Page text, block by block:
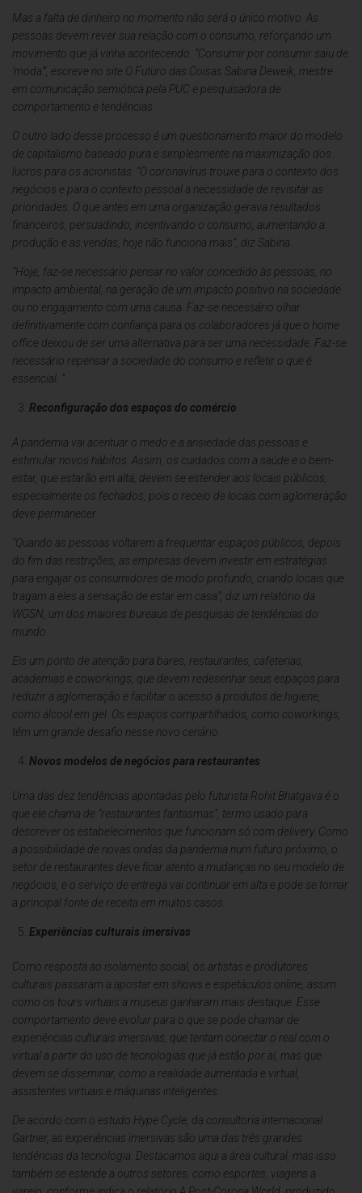
Mas a falta de dinheiro no momento não será o único motivo. As
pessoas devem rever sua relação com o consumo, reforçando um
movimento que já vinha acontecendo. “Consumir por consumir saiu de
‘moda’”, escreve no site O Futuro das Coisas Sabina Deweik, mestre
em comunicação semiótica pela PUC e pesquisadora de
comportamento e tendências.
O outro lado desse processo é um questionamento maior do modelo
de capitalismo baseado pura e simplesmente na maximização dos
lucros para os acionistas. “O coronavírus trouxe para o contexto dos
negócios e para o contexto pessoal a necessidade de revisitar as
prioridades. O que antes em uma organização gerava resultados
financeiros, persuadindo, incentivando o consumo, aumentando a
produção e as vendas, hoje não funciona mais”, diz Sabina.
“Hoje, faz-se necessário pensar no valor concedido às pessoas, no
impacto ambiental, na geração de um impacto positivo na sociedade
ou no engajamento com uma causa. Faz-se necessário olhar
definitivamente com confiança para os colaboradores já que o home
office deixou de ser uma alternativa para ser uma necessidade. Faz-se
necessário repensar a sociedade do consumo e refletir o que é
essencial. ”
Reconfiguração dos espaços do comércio
A pandemia vai acentuar o medo e a ansiedade das pessoas e
estimular novos hábitos. Assim, os cuidados com a saúde e o bem-
estar, que estarão em alta, devem se estender aos locais públicos,
especialmente os fechados, pois o receio de locais com aglomeração
deve permanecer.
“Quando as pessoas voltarem a frequentar espaços públicos, depois
do fim das restrições, as empresas devem investir em estratégias
para engajar os consumidores de modo profundo, criando locais que
tragam a eles a sensação de estar em casa”, diz um relatório da
WGSN, um dos maiores bureaus de pesquisas de tendências do
mundo.
Eis um ponto de atenção para bares, restaurantes, cafeterias,
academias e coworkings, que devem redesenhar seus espaços para
reduzir a aglomeração e facilitar o acesso a produtos de higiene,
como álcool em gel. Os espaços compartilhados, como coworkings,
têm um grande desafio nesse novo cenário.
Novos modelos de negócios para restaurantes
Uma das dez tendências apontadas pelo futurista Rohit Bhatgava é o
que ele chama de “restaurantes fantasmas”, termo usado para
descrever os estabelecimentos que funcionam só com delivery. Como
a possibilidade de novas ondas da pandemia num futuro próximo, o
setor de restaurantes deve ficar atento a mudanças no seu modelo de
negócios, e o serviço de entrega vai continuar em alta e pode se tornar
a principal fonte de receita em muitos casos.
Experiências culturais imersivas
Como resposta ao isolamento social, os artistas e produtores
culturais passaram a apostar em shows e espetáculos online, assim
como os tours virtuais a museus ganharam mais destaque. Esse
comportamento deve evoluir para o que se pode chamar de
experiências culturais imersivas, que tentam conectar o real com o
virtual a partir do uso de tecnologias que já estão por aí, mas que
devem se disseminar, como a realidade aumentada e virtual,
assistentes virtuais e máquinas inteligentes.
De acordo com o estudo Hype Cycle, da consultoria internacional
Gartner, as experiências imersivas são uma das três grandes
tendências da tecnologia. Destacamos aqui a área cultural, mas isso
também se estende a outros setores, como esportes, viagens a